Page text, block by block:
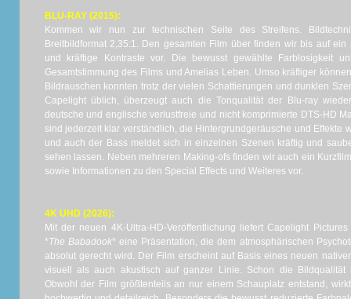
BLU-RAY (2015):
Kommen wir nun zur technischen Seite des Streifens.
Breitbildformat 2,35:1. Den gesamten Film über finden wir bis auf
und kräftige Kontraste vor. Die bewusst gewählte Farblosigkeit
Gesamtstimmung des Films und Amelias Leben. Umso kräftiger
Bildrauschen konnten trotz der vielen Schattierungen und dunklen
Capelight üblich, überzeugt auch die Tonqualität der Blu-ray
deutsche und englische verlustfreie und nicht komprimierte DTS-HD
sind jederzeit klar verständlich, die Hintergrundgeräusche und Effekte
und auch der Bass meldet sich in einzelnen Szenen kräftig und
sehen lassen. Neben mehreren Making-ofs finden wir auch ein
sowie Informationen zu den Special Effects und Weiteres vor.
4K UHD (2026):
Mit der neuen 4K-Ultra-HD-Veröffentlichung liefert Capelight
*The Babadook* eine Präsentation, die dem atmosphärischen
absolut gerecht wird. Der Film erscheint auf Basis eines neuen
visuell als auch akustisch auf ganzer Linie. Schon die Bildqualität
Obwohl der Film größtenteils an nur einem Schauplatz entstand,